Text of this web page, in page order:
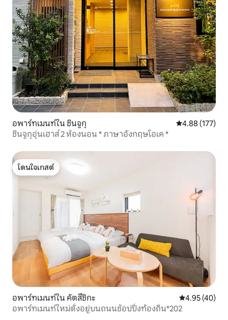
อพาร์ทเมนท์ใน ชินจูกุ คะแนนเฉลี่ย
4.88 (177)
ชินจูกุอุ่นเฮาส์ 2 ห้องนอน * ภาษาอังกฤษโอเค *
โดนใจเกสต์
โดนใจเกสต์
อพาร์ทเมนท์ใน คัตสึชิกะ คะแนนเฉลี่ย
4.95 (40)
อพาร์ทเมนท์ใหม่ตั้งอยู่บนถนนช้อปปิ้งท้องถิ่น*202